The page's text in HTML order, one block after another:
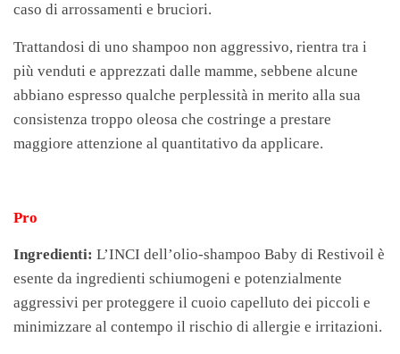
caso di arrossamenti e bruciori.
Trattandosi di uno shampoo non aggressivo, rientra tra i
più venduti e apprezzati dalle mamme, sebbene alcune
abbiano espresso qualche perplessità in merito alla sua
consistenza troppo oleosa che costringe a prestare
maggiore attenzione al quantitativo da applicare.
Pro
Ingredienti: L’INCI dell’olio-shampoo Baby di Restivoil è
esente da ingredienti schiumogeni e potenzialmente
aggressivi per proteggere il cuoio capelluto dei piccoli e
minimizzare al contempo il rischio di allergie e irritazioni.